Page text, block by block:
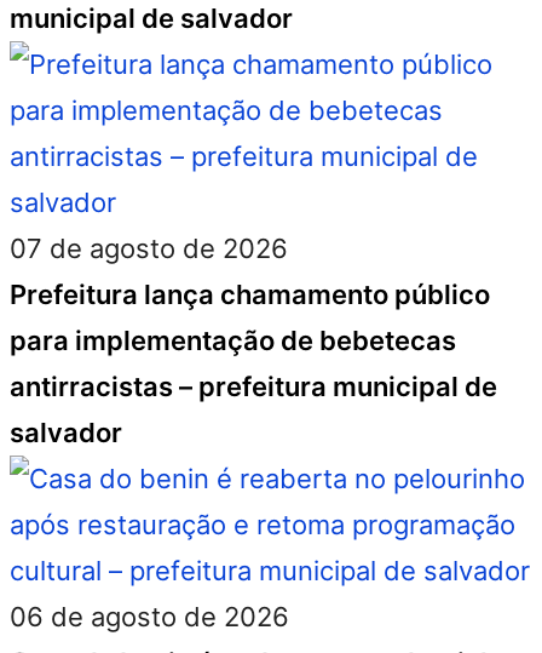
municipal de salvador
07 de agosto de 2026
Prefeitura lança chamamento público
para implementação de bebetecas
antirracistas – prefeitura municipal de
salvador
06 de agosto de 2026